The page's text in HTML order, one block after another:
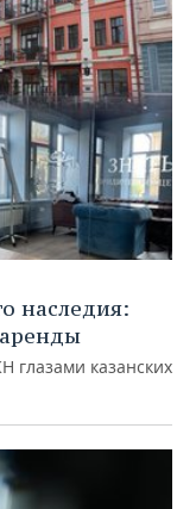
наследия:
глазами казанских